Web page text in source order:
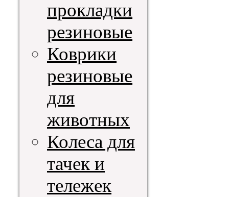
прокладки
резиновые
Коврики
резиновые
для
животных
Колеса для
тачек и
тележек